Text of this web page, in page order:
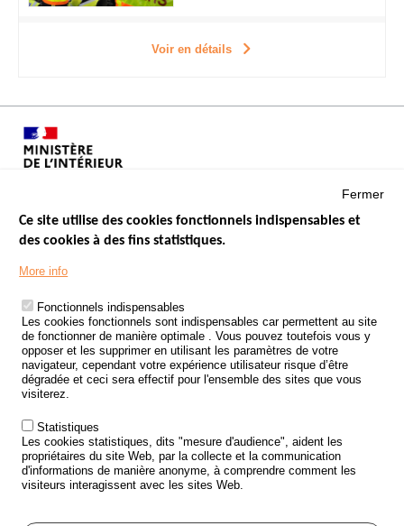
Voir en détails
Menu
Footer
LES SITES PUBLICS
ÉTAT DE L’INSÉCURITÉ ROUTIÈRE
TRAITEMENT DES DONNÉES PERSONNELLES DES ACCIDENTS DE
LA ROUTE
ETUDES ET RECHERCHES
APPEL À PROJETS
POLITIQUE DE SÉCURITÉ ROUTIÈRE
Outils
AGENDA
Fermer
Ce site utilise des cookies fonctionnels indispensables et
des cookies à des fins statistiques.
More info
Fonctionnels indispensables
Les cookies fonctionnels sont indispensables car permettent au site
de fonctionner de manière optimale . Vous pouvez toutefois vous y
opposer et les supprimer en utilisant les paramètres de votre
navigateur, cependant votre expérience utilisateur risque d’être
dégradée et ceci sera effectif pour l'ensemble des sites que vous
visiterez.
Statistiques
Les cookies statistiques, dits "mesure d'audience", aident les
propriétaires du site Web, par la collecte et la communication
d'informations de manière anonyme, à comprendre comment les
visiteurs interagissent avec les sites Web.